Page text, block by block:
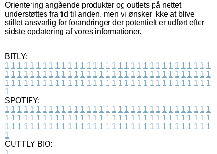
Orientering angående produkter og outlets på nettet
understøttes fra tid til anden, men vi ønsker ikke at blive
stillet ansvarlig for forandringer der potentielt er udført efter
sidste opdatering af vores informationer.
BITLY:
1 1 1 1 1 1 1 1 1 1 1 1 1 1 1 1 1 1 1 1 1 1 1 1 1 1 1 1 1 1 1 1 1
1 1 1 1 1 1 1 1 1 1 1 1 1 1 1 1 1 1 1 1 1 1 1 1 1 1 1 1 1 1 1 1 1
1 1 1 1 1 1 1 1 1 1 1 1 1 1 1 1 1 1 1 1 1 1 1 1 1 1 1 1 1 1 1 1 1
1
SPOTIFY:
1 1 1 1 1 1 1 1 1 1 1 1 1 1 1 1 1 1 1 1 1 1 1 1 1 1 1 1 1 1 1 1 1
1 1 1 1 1 1 1 1 1 1 1 1 1 1 1 1 1 1 1 1 1 1 1 1 1 1 1 1 1 1 1 1 1
1 1 1 1 1 1 1 1 1 1 1 1 1 1 1 1 1 1 1 1 1 1 1 1 1 1 1 1 1 1 1 1 1
1
CUTTLY BIO: